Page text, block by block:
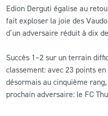
Edion Derguti égalise au
fait exploser la joie des
d’un adversaire réduit à dix
Succès 1–2 sur un terrain
classement: avec 23 points
désormais au cinquième
prochain adversaire: le FC